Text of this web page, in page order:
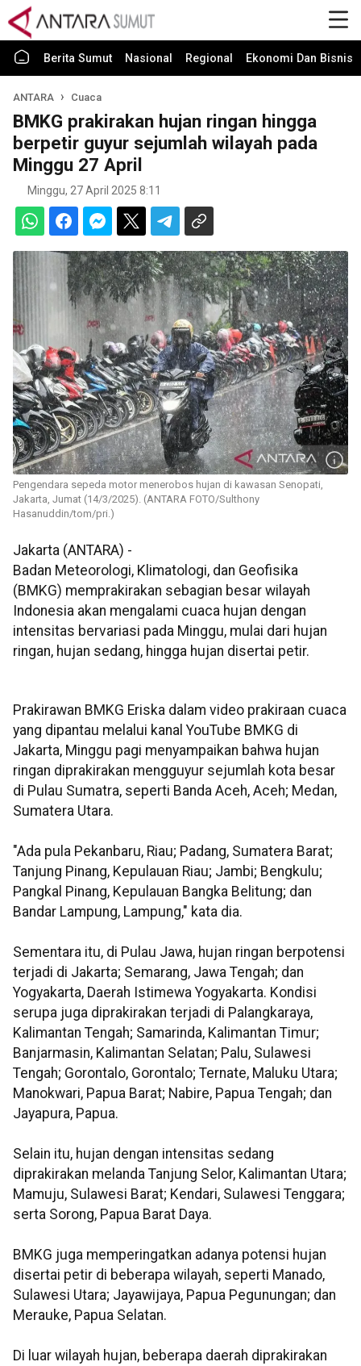
Berita Sumut Nasional Regional Ekonomi Dan Bisnis
ANTARA Cuaca
BMKG prakirakan hujan ringan hingga
berpetir guyur sejumlah wilayah pada
Minggu 27 April
Minggu, 27 April 2025 8:11
Pengendara sepeda motor menerobos hujan di kawasan Senopati,
Jakarta, Jumat (14/3/2025). (ANTARA FOTO/Sulthony
Hasanuddin/tom/pri.)
Jakarta (ANTARA) -
Badan Meteorologi, Klimatologi, dan Geofisika
(BMKG) memprakirakan sebagian besar wilayah
Indonesia akan mengalami cuaca hujan dengan
intensitas bervariasi pada Minggu, mulai dari hujan
ringan, hujan sedang, hingga hujan disertai petir.
Prakirawan BMKG Eriska dalam video prakiraan cuaca
yang dipantau melalui kanal YouTube BMKG di
Jakarta, Minggu pagi menyampaikan bahwa hujan
ringan diprakirakan mengguyur sejumlah kota besar
di Pulau Sumatra, seperti Banda Aceh, Aceh; Medan,
Sumatera Utara.
"Ada pula Pekanbaru, Riau; Padang, Sumatera Barat;
Tanjung Pinang, Kepulauan Riau; Jambi; Bengkulu;
Pangkal Pinang, Kepulauan Bangka Belitung; dan
Bandar Lampung, Lampung," kata dia.
Sementara itu, di Pulau Jawa, hujan ringan berpotensi
terjadi di Jakarta; Semarang, Jawa Tengah; dan
Yogyakarta, Daerah Istimewa Yogyakarta. Kondisi
serupa juga diprakirakan terjadi di Palangkaraya,
Kalimantan Tengah; Samarinda, Kalimantan Timur;
Banjarmasin, Kalimantan Selatan; Palu, Sulawesi
Tengah; Gorontalo, Gorontalo; Ternate, Maluku Utara;
Manokwari, Papua Barat; Nabire, Papua Tengah; dan
Jayapura, Papua.
Selain itu, hujan dengan intensitas sedang
diprakirakan melanda Tanjung Selor, Kalimantan Utara;
Mamuju, Sulawesi Barat; Kendari, Sulawesi Tenggara;
serta Sorong, Papua Barat Daya.
BMKG juga memperingatkan adanya potensi hujan
disertai petir di beberapa wilayah, seperti Manado,
Sulawesi Utara; Jayawijaya, Papua Pegunungan; dan
Merauke, Papua Selatan.
Di luar wilayah hujan, beberapa daerah diprakirakan